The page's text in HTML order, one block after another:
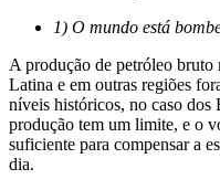
1) O mundo está
A produção de petróleo
Latina e em outras regiões
níveis históricos, no caso dos
produção tem um limite, e o
suficiente para compensar a
dia.